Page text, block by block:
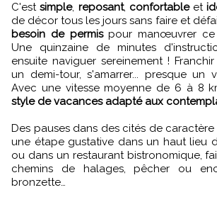
C'estsimple, reposant, confortableet
de décor tous les jours sans faire et
besoin de permispour manœuvrer ce
Une quinzaine de minutes
ensuite naviguer sereinement !
un demi-tour, s'amarrer... presque un
Avec une vitesse moyenne de 6 à 8
style de vacances adapté aux
Des pauses dans des cités de
une étape gustative dans un haut lieu
ou dans un restaurant bistronomique,
chemins de halages, pêcher ou
bronzette…